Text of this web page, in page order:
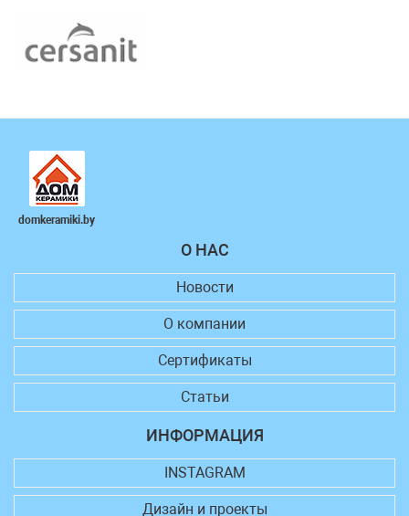
domkeramiki.by
О НАС
Новости
О компании
Сертификаты
Статьи
ИНФОРМАЦИЯ
INSTAGRAM
Дизайн и проекты